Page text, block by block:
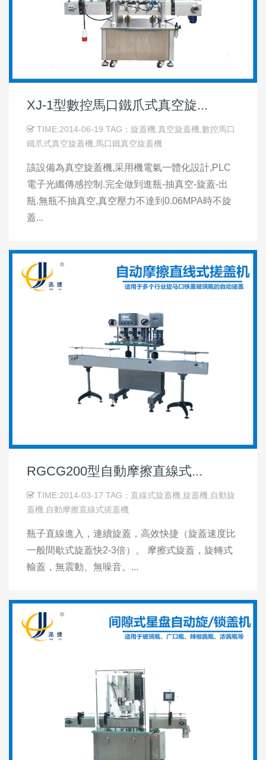
XJ-1型數控馬口鐵爪式真空旋...
TIME:2014-06-19 TAG：旋蓋機,真空旋蓋機,數控馬口
鐵爪式真空旋蓋機,馬口鐵真空旋蓋機
該設備為真空旋蓋機,采用機電氣一體化設計,PLC
電子光纖傳感控制.完全做到進瓶-抽真空-旋蓋-出
瓶.無瓶不抽真空,真空壓力不達到0.06MPA時不旋
蓋...
RGCG200型自動摩擦直線式...
TIME:2014-03-17 TAG：直線式旋蓋機,旋蓋機,自動旋
蓋機,自動摩擦直線式搓蓋機
瓶子直線進入，連續旋蓋，高效快捷（旋蓋速度比
一般間歇式旋蓋快2-3倍）。 摩擦式旋蓋，旋轉式
輸蓋，無震動、無噪音。...